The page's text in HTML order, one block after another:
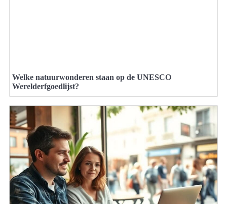
Welke natuurwonderen staan op de UNESCO
Werelderfgoedlijst?